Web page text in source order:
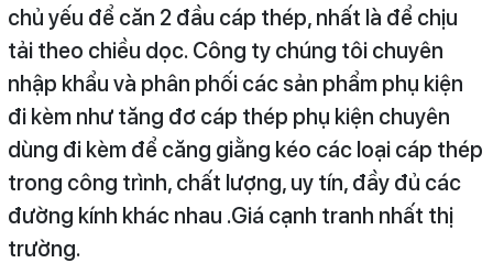
chủ yếu để căn 2 đầu cáp thép, nhất là để chịu
tải theo chiều dọc. Công ty chúng tôi chuyên
nhập khẩu và phân phối các sản phẩm phụ kiện
đi kèm như tăng đơ cáp thép phụ kiện chuyên
dùng đi kèm để căng giằng kéo các loại cáp thép
trong công trình, chất lượng, uy tín, đầy đủ các
đường kính khác nhau .Giá cạnh tranh nhất thị
trường.